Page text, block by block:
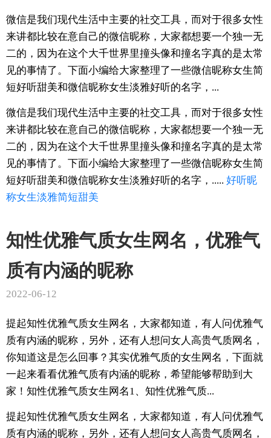
微信是我们现代生活中主要的社交工具，而对于很多女性
来讲都比较在意自己的微信昵称，大家都想要一个独一无
二的，因为在这个大千世界里撞头像和撞名字真的是太常
见的事情了。下面小编给大家整理了一些微信昵称女生简
短好听甜美和微信昵称女生淡雅好听的名字，...
微信是我们现代生活中主要的社交工具，而对于很多女性
来讲都比较在意自己的微信昵称，大家都想要一个独一无
二的，因为在这个大千世界里撞头像和撞名字真的是太常
见的事情了。下面小编给大家整理了一些微信昵称女生简
短好听甜美和微信昵称女生淡雅好听的名字，..... 好听昵
称女生淡雅简短甜美
知性优雅气质女生网名，优雅气
质有内涵的昵称
2022-06-12
提起知性优雅气质女生网名，大家都知道，有人问优雅气
质有内涵的昵称，另外，还有人想问女人高贵气质网名，
你知道这是怎么回事？其实优雅气质的女生网名，下面就
一起来看看优雅气质有内涵的昵称，希望能够帮助到大
家！知性优雅气质女生网名1、知性优雅气质...
提起知性优雅气质女生网名，大家都知道，有人问优雅气
质有内涵的昵称，另外，还有人想问女人高贵气质网名，